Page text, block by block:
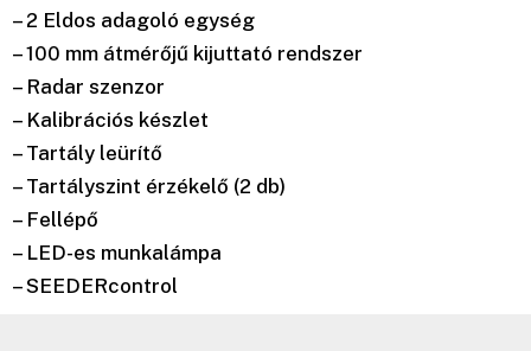
– 2 Eldos adagoló egység
– 100 mm átmérőjű kijuttató rendszer
– Radar szenzor
– Kalibrációs készlet
– Tartály leürítő
– Tartályszint érzékelő (2 db)
– Fellépő
– LED-es munkalámpa
– SEEDERcontrol